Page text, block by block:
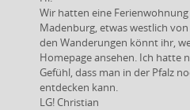
Wir hatten eine
Madenburg, etwas westlich
den Wanderungen könnt ihr,
Homepage ansehen. Ich hatte
Gefühl, dass man in der Pfalz
entdecken kann.
LG! Christian